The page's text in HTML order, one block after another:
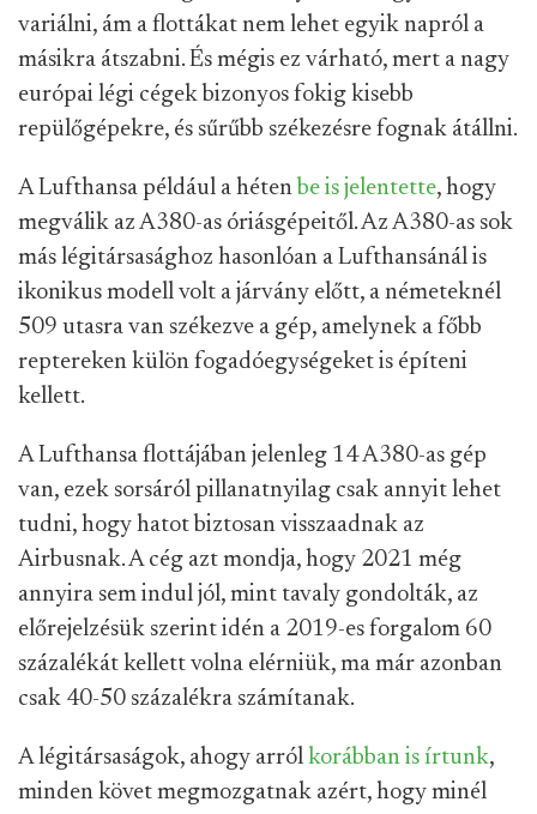
variálni, ám a flottákat nem lehet egyik napról a
másikra átszabni. És mégis ez várható, mert a nagy
európai légi cégek bizonyos fokig kisebb
repülőgépekre, és sűrűbb székezésre fognak átállni.
A Lufthansa például a héten be is jelentette, hogy
megválik az A380-as óriásgépeitől. Az A380-as sok
más légitársasághoz hasonlóan a Lufthansánál is
ikonikus modell volt a járvány előtt, a németeknél
509 utasra van székezve a gép, amelynek a főbb
reptereken külön fogadóegységeket is építeni
kellett.
A Lufthansa flottájában jelenleg 14 A380-as gép
van, ezek sorsáról pillanatnyilag csak annyit lehet
tudni, hogy hatot biztosan visszaadnak az
Airbusnak. A cég azt mondja, hogy 2021 még
annyira sem indul jól, mint tavaly gondolták, az
előrejelzésük szerint idén a 2019-es forgalom 60
százalékát kellett volna elérniük, ma már azonban
csak 40-50 százalékra számítanak.
A légitársaságok, ahogy arról korábban is írtunk,
minden követ megmozgatnak azért, hogy minél